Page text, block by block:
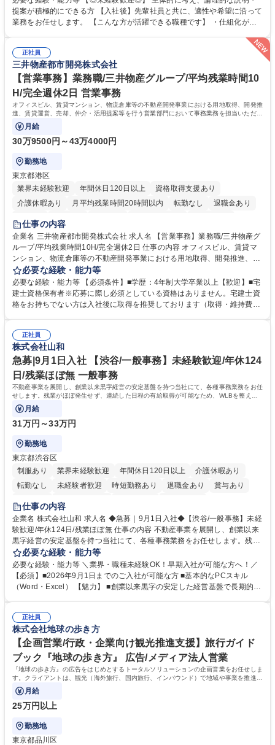
発揮できる環境を整えるために、毎日のメンテナンスや維持管理に加え、
新たな施策検討を積極的に行っていただき、会社全体を巻き込み課題解決
善・イベント企画/運営・非常時の対応 など、本人の希望や適性によって
幅広い業務の体得が可能で、多様なキャリアパスを描くことも可能です。
募集職種 【総務】未経験歓迎◎/リモート可/世界で唯一の事業/福利厚生◎/
再雇用有
提案が積極的にできる方 【入社後】先輩社員と共に、適性や希望に沿って
業務をお任せします。 【こんな方が活躍できる職種です】 ・仕組化が好
様々な立場で物事を考えられる・定型業務だけでなく突発的な出来事にも
対処できる・新しいことに興味関心がある 【魅力】■自己啓発支援：資格
取得や通信教育など費用の80%（年間25万円まで）を補助 ■住宅手当：家
賃の50%（月額7万円まで）を補助 学歴・資格 学歴：大学院 大学 語学
力： 資格：
正社員
三井物産都市開発株式会社
【営業事務】業務職/三井物産グループ/平均残業時間10
H/完全週休2日 営業事務
オフィスビル、賃貸マンション、物流倉庫等の不動産開発事業における用地取得、開発推
進、賃貸運営、売却、仲介・活用提案等を行う営業部門において事務業務を担当いただき
ます。
月給
30万9500円～43万4000円
勤務地
東京都港区
業界未経験歓迎
年間休日120日以上
資格取得支援あり
介護休暇あり
月平均残業時間20時間以内 転勤なし
退職金あり
在宅OK
賞与あり
駅近5分以内
土日祝休み 寮・社宅あり
仕事の内容
企業名 三井物産都市開発株式会社 求人名 【営業事務】業務職/三井物産グ
ループ/平均残業時間10H/完全週休2日 仕事の内容 オフィスビル、賃貸マ
ンション、物流倉庫等の不動産開発事業における用地取得、開発推進、賃
貸運営、売却、仲介・活用提案等を行う営業部門において事務業務を担当
いただきます。 【詳細】・契約書管理、契約書製本、捺印対応、ファイリ
ング、登記簿取得、調書取得・支払業務（各種費用支払、支払管理、請
求・支払データ登録、取引先マスター申請対応）・予算作成及び予実管
の他に担当頂く業務が発生する場合があります。 募集職種 【営業事務】
業務職/三井物産グループ/平均残業時間10H/完全週休2日
必要な経験・能力等
必要な経験・能力等 【必須条件】■学歴：4年制大学卒業以上【歓迎】■宅
建士資格保有者※応募に際し必須としている資格はありません。宅建士資
格をお持ちでない方は入社後に取得を推奨しております（取得・維持費用
ション力がある方。 ・チャレンジを厭わず、粘り強く業務に取り組める
方。多様な関係者と謙虚に信頼関係を構築でき、期限を意識したスケジュ
ール管理が出来る方。※将来的に他部署（営業部門、コーポレート部門）
へのジョブローテーションの可能性があります。 学歴・資格 学歴：大学
院 大学 語学力： 資格：宅地建物取引士
正社員
株式会社山和
急募|9月1日入社 【渋谷/一般事務】未経験歓迎/年休124
日/残業ほぼ無 一般事務
不動産事業を展開し、創業以来黒字経営の安定基盤を持つ当社にて、各種事務業務をお任
せします。残業がほぼ発生せず、連続した日程の有給取得が可能なため、WLBを整えた
い方にお勧めの環境です！
月給
31万円～33万円
勤務地
東京都渋谷区
制服あり
業界未経験歓迎 年間休日120日以上
介護休暇あり
転勤なし
未経験者歓迎 時短勤務あり 退職金あり
賞与あり
育休あり
完全週休2日制
仕事の内容
企業名 株式会社山和 求人名 ◆急募｜9月1日入社◆【渋谷/一般事務】未経
験歓迎/年休124日/残業ほぼ無 仕事の内容 不動産事業を展開し、創業以来
黒字経営の安定基盤を持つ当社にて、各種事務業務をお任せします。残業
がほぼ発生せず、連続した日程の有給取得が可能なため、WLBを整えたい
方にお勧めの環境です！ 入社後はOJTを通じて丁寧に研修を行いますの
で、事務未経験の方でも安心して臨むことができます。 【業務詳細】■電
話・来客対応 ■物件の鍵や社内の備品管理 ■データ入力や書類作成 ■契約
必要な経験・能力等
必要な経験・能力等 ＼業界・職種未経験OK！早期入社が可能な方へ！／
【必須】■2026年9月1日までのご入社が可能な方 ■基本的なPCスキル
（Word・Excel） 【魅力】 ■創業以来黒字の安定した経営基盤で長期的に
のOJTで業務を習得可能、未経験でもしっかりサポート 学歴・資格 学
歴：大学院 大学 高専 短大 語学力： 資格：
正社員
株式会社地球の歩き方
【企画営業/行政・企業向け観光推進支援】旅行ガイド
ブック『地球の歩き方』 広告/メディア法人営業
『地球の歩き方』の広告をはじめとするトータルソリューションの企画営業をお任せしま
す。クライアントは、観光（海外旅行、国内旅行、インバウンド）で地域や事業を推進し
たい国内外の行政や企業です。
月給
25万円以上
勤務地
東京都品川区